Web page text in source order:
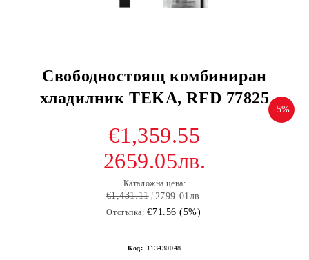
Свободностоящ комбиниран
хладилник TEKA, RFD 77825
-5%
€1,359.55
2659.05лв.
Каталожна цена:
€1,431.11 2799.01лв.
Отстъпка: €71.56 (5%)
Код: 113430048